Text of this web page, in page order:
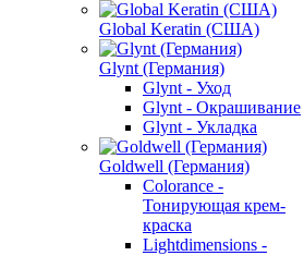
Global Keratin (США)
Glynt (Германия)
Glynt - Уход
Glynt - Окрашивание
Glynt - Укладка
Goldwell (Германия)
Colorance -
Тонирующая крем-
краска
Lightdimensions -